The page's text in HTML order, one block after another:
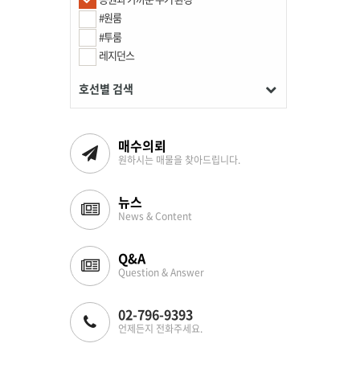
#원룸
#투룸
레지던스
호선별 검색
매수의뢰
원하시는 매물을 찾아드립니다.
뉴스
News & Content
Q&A
Question & Answer
02-796-9393
언제든지 전화주세요.